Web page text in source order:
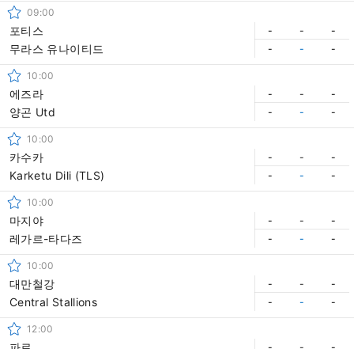
09:00
포티스
무라스 유나이티드
- -
-
-
- -
10:00
에즈라
양곤 Utd
- -
-
-
- -
10:00
카수카
Karketu Dili (TLS)
- -
-
-
- -
10:00
마지야
레가르-타다즈
- -
-
-
- -
10:00
대만철강
Central Stallions
- -
-
-
- -
12:00